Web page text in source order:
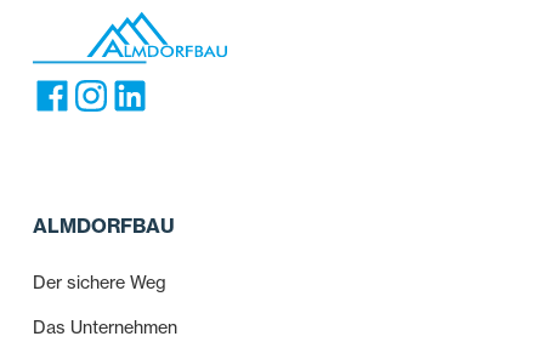
ALMDORFBAU
Der sichere Weg
Das Unternehmen